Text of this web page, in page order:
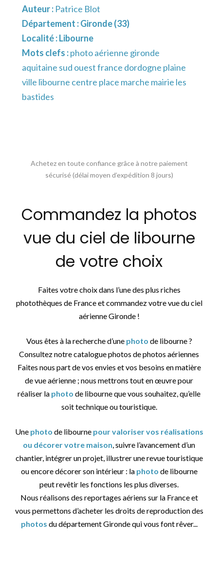
Auteur : Patrice Blot
Département :Gironde (33)
Localité :Libourne
Mots clefs :photo aérienne gironde
aquitaine sud ouest france dordogne plaine
ville libourne centre place marche mairie les
bastides
Achetez en toute confiance grâce à notre paiement
sécurisé (délai moyen d’expédition 8 jours)
Commandez la photos
vue du ciel de libourne
de votre choix
Faites votre choix dans l’une des plus riches
photothèques de France et commandez votre vue du ciel
aérienne Gironde !
Vous êtes à la recherche d’une photo de libourne ?
Consultez notre catalogue photos de photos aériennes
Faites nous part de vos envies et vos besoins en matière
de vue aérienne ; nous mettrons tout en œuvre pour
réaliser la photo de libourne que vous souhaitez, qu’elle
soit technique ou touristique.
Une photo de libourne pour valoriser vos réalisations
ou décorer votre maison, suivre l’avancement d’un
chantier, intégrer un projet, illustrer une revue touristique
ou encore décorer son intérieur : la photo de libourne
peut revêtir les fonctions les plus diverses.
Nous réalisons des reportages aériens sur la France et
vous permettons d’acheter les droits de reproduction des
photos du département Gironde qui vous font rêver...